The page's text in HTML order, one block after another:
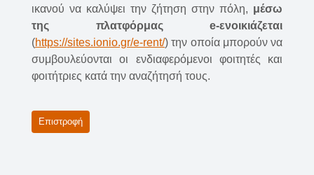
ικανού να καλύψει την ζήτηση στην πόλη, μέσω
της πλατφόρμας e-ενοικιάζεται
(https://sites.ionio.gr/e-rent/) την οποία μπορούν να
συμβουλεύονται οι ενδιαφερόμενοι φοιτητές και
φοιτήτριες κατά την αναζήτησή τους.
Επιστροφή